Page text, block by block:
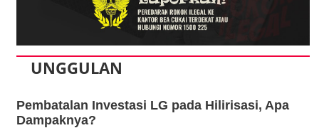
UNGGULAN
Pembatalan Investasi LG pada Hilirisasi, Apa
Dampaknya?